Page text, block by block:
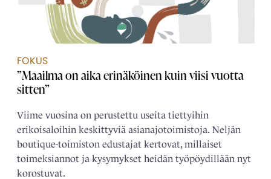
FOKUS
”Maailma on aika erinäköinen kuin viisi vuotta
sitten”
Viime vuosina on perustettu useita tiettyihin
erikoisaloihin keskittyviä asianajotoimistoja. Neljän
boutique-toimiston edustajat kertovat, millaiset
toimeksiannot ja kysymykset heidän työpöydillään nyt
korostuvat.